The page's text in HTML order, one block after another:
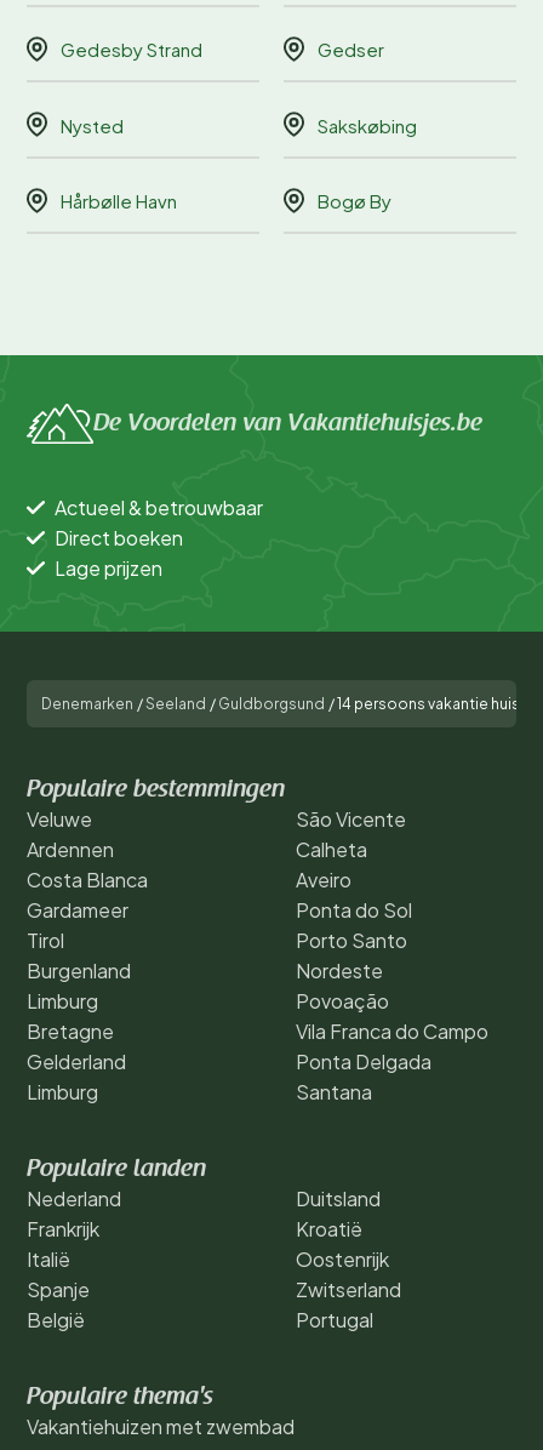
Gedesby Strand Gedser
Nysted Sakskøbing
Hårbølle Havn Bogø By
De Voordelen van Vakantiehuisjes.be
Actueel & betrouwbaar
Direct boeken
Lage prijzen
Denemarken /Seeland / Guldborgsund /14 persoons vakantie huis in
Populaire bestemmingen
Veluwe
Ardennen
Costa Blanca
Gardameer
Tirol
Burgenland
Limburg
Bretagne
Gelderland
Limburg
São Vicente
Calheta
Aveiro
Ponta do Sol
Porto Santo
Nordeste
Povoação
Vila Franca do Campo
Ponta Delgada
Santana
Populaire landen
Nederland
Frankrijk
Italië
Spanje
België
Duitsland
Kroatië
Oostenrijk
Zwitserland
Portugal
Populaire thema's
Vakantiehuizen met zwembad